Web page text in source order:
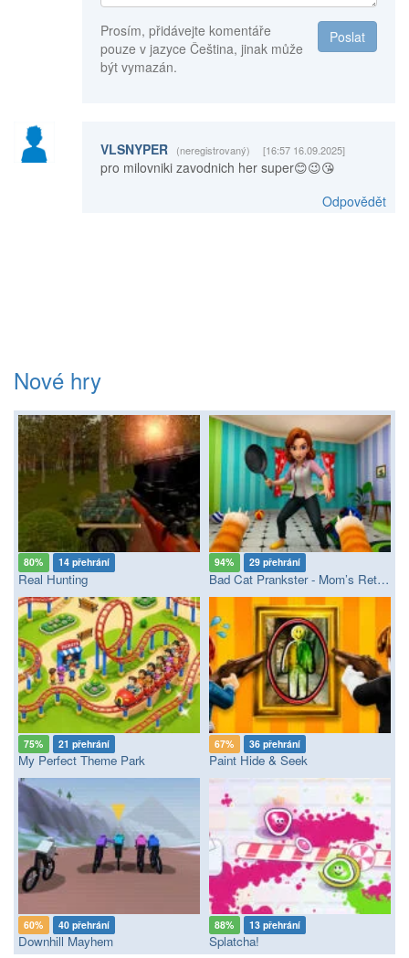
Poslat
Prosím, přidávejte komentáře
pouze v jazyce Čeština, jinak může
být vymazán.
VLSNYPER (neregistrovaný) [16:57 16.09.2025]
pro milovniki zavodnich her super😊😉😘
Odpovědět
Nové hry
80% 14 přehrání
Real Hunting
94% 29 přehrání
Bad Cat Prankster - Mom’s Return
75% 21 přehrání
My Perfect Theme Park
67% 36 přehrání
Paint Hide & Seek
60% 40 přehrání
Downhill Mayhem
88% 13 přehrání
Splatcha!